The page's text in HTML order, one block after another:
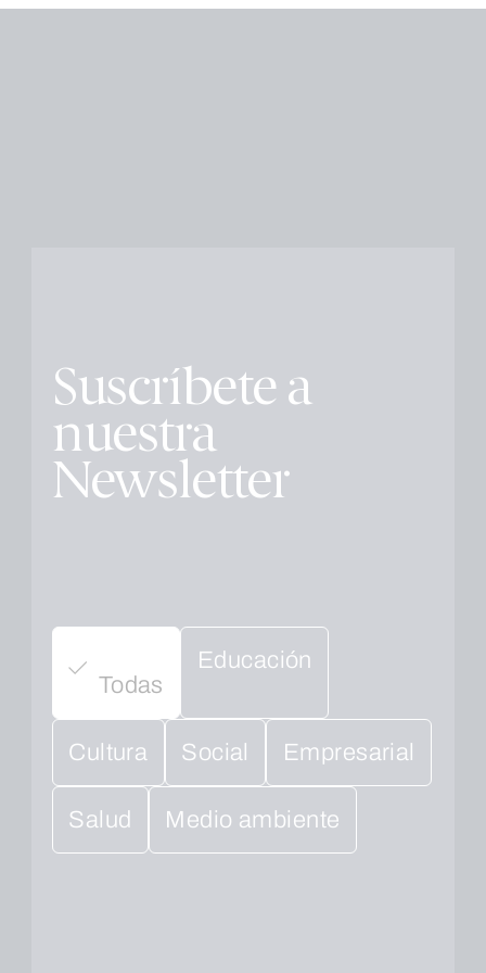
Suscríbete a
nuestra
Newsletter
Todas
Educación
Cultura Social Empresarial
Salud Medio ambiente